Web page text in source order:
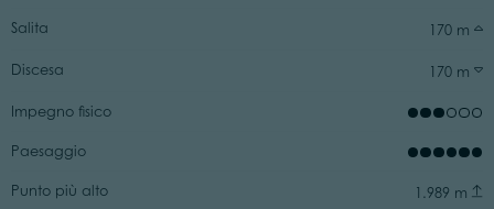
Salita 170 m
Discesa 170 m
Impegno fisico
Paesaggio
Punto più alto 1.989 m